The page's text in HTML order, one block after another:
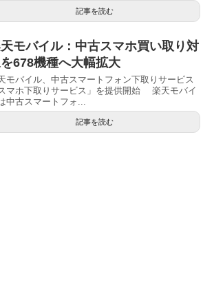
記事を読む
モバイル：中古スマホ買い取り対
678機種へ大幅拡大
モバイル、中古スマートフォン下取りサービス
スマホ下取りサービス」を提供開始 楽天モバイ
中古スマートフォ...
記事を読む